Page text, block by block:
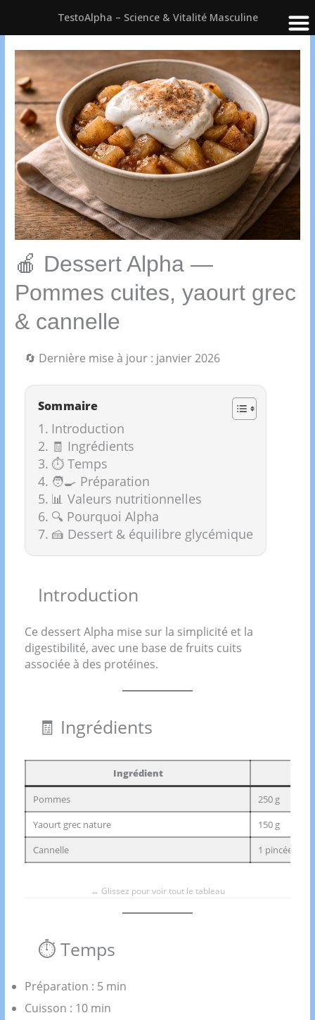
contenu
🍎 Dessert Alpha —
Pommes cuites, yaourt grec
& cannelle
🔄 Dernière mise à jour : janvier 2026
Sommaire
Introduction
🧾 Ingrédients
⏱️ Temps
🧑‍🍳 Préparation
📊 Valeurs nutritionnelles
🔍 Pourquoi Alpha
🍰 Dessert & équilibre glycémique
Introduction
Ce dessert Alpha mise sur la simplicité et la
digestibilité, avec une base de fruits cuits
associée à des protéines.
🧾 Ingrédients
Ingrédient
Pommes
250 g
Yaourt grec nature
150 g
Cannelle
1 pincée
⏱️ Temps
Préparation : 5 min
Cuisson : 10 min
TestoAlpha – Science & Vitalité Masculine